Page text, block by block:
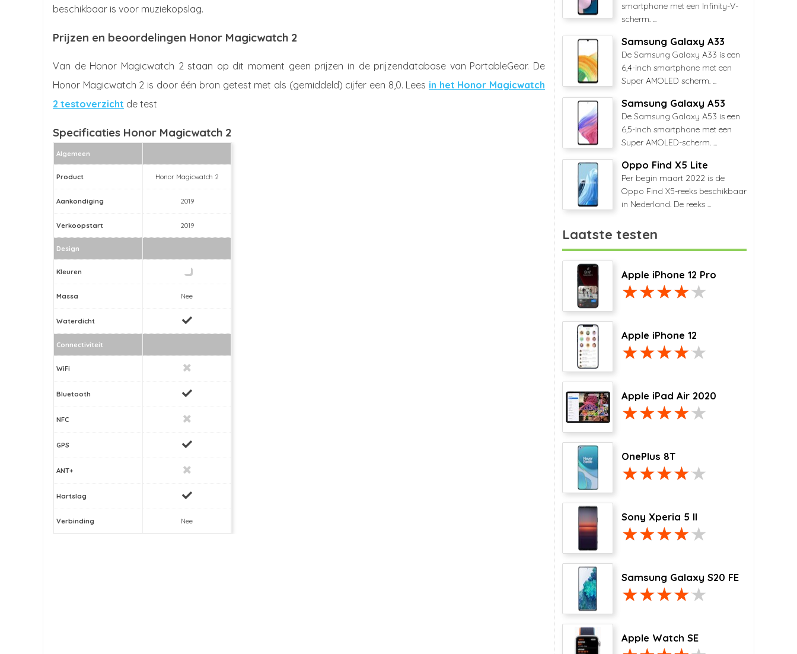
beschikbaar is voor muziekopslag.
Prijzen en beoordelingen Honor Magicwatch 2
Van de Honor Magicwatch 2 staan op dit moment geen prijzen in de prijzendatabase van PortableGear. De
Honor Magicwatch 2 is door één bron getest met als (gemiddeld) cijfer een 8,0. Lees in het Honor Magicwatch
2 testoverzicht de test
Specificaties Honor Magicwatch 2
Algemeen
Product Honor Magicwatch 2
Aankondiging 2019
Verkoopstart 2019
Design
Kleuren
Massa Nee
Waterdicht
Connectiviteit
WiFi
Bluetooth
NFC
GPS
ANT+
Hartslag
Verbinding Nee
smartphone met een Infinity-V-
scherm. ...
Samsung Galaxy A33
De Samsung Galaxy A33 is een
6,4-inch smartphone met een
Super AMOLED scherm. ...
Samsung Galaxy A53
De Samsung Galaxy A53 is een
6,5-inch smartphone met een
Super AMOLED-scherm. ...
Oppo Find X5 Lite
Per begin maart 2022 is de
Oppo Find X5-reeks beschikbaar
in Nederland. De reeks ...
Laatste testen
Apple iPhone 12 Pro
Apple iPhone 12
Apple iPad Air 2020
OnePlus 8T
Sony Xperia 5 II
Samsung Galaxy S20 FE
Apple Watch SE